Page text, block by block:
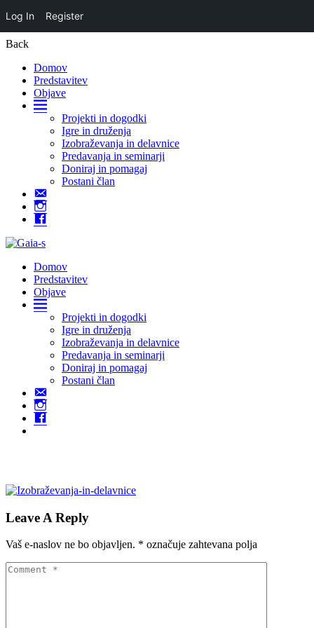
Log In Register
Back
Domov
Predstavitev
Objave
Domov
Projekti in dogodki
Igre in druženja
Izobraževanja in delavnice
Predavanja in seminarji
Doniraj in pomagaj
Postani član
Kontakt
Domov
Predstavitev
Objave
Domov
Projekti in dogodki
Igre in druženja
Izobraževanja in delavnice
Predavanja in seminarji
Doniraj in pomagaj
Postani član
Kontakt
Leave A Reply
Vaš e-naslov ne bo objavljen. * označuje zahtevana polja